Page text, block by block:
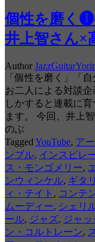
個性を磨く
井上智さん×
Author
「個性を磨く」「
お二人による対談
しかすると連載に
ます。 今回、井上
のぶ
Tagged YouTube, ア
ンブル, インスピレ
ス・モンゴメリー,
ンウィンケル, ギタ
ィ・テイト , コンテ
ムーディー, シェリ
ール, ジャズ, ジャ
ン・コルトレーン,